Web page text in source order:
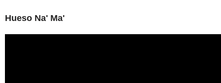
Hueso Na' Ma'